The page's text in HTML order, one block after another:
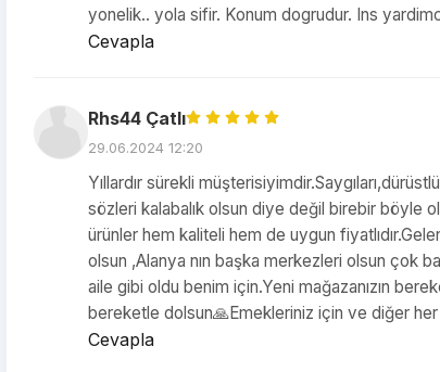
yonelik.. yola sifir. Konum dogrudur. Ins
Cevapla
Rhs44 Çatlı
29.06.2024 12:20
Yıllardır sürekli
sözleri kalabalık olsun diye değil birebir böyle
ürünler hem kaliteli hem de uygun
olsun ,Alanya nın başka merkezleri olsun çok
aile gibi oldu benim için.Yeni mağazanızın
bereketle dolsun🙏Emekleriniz için ve diğer her
Cevapla